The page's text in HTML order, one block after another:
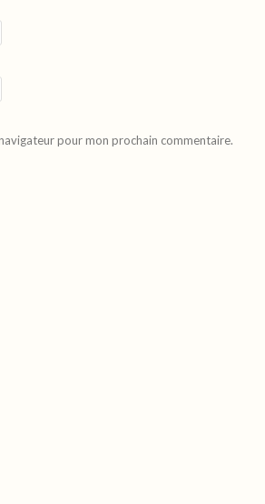
pour mon prochain commentaire.